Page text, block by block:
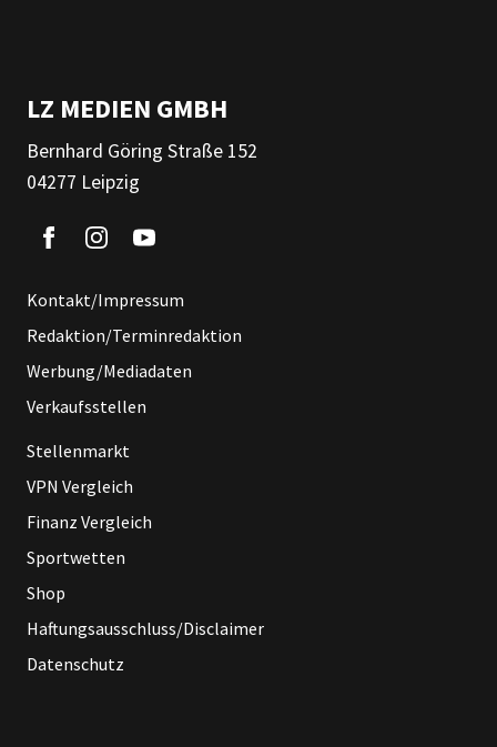
LZ MEDIEN GMBH
Bernhard Göring Straße 152
04277 Leipzig
Kontakt/Impressum
Redaktion/Terminredaktion
Werbung/Mediadaten
Verkaufsstellen
Stellenmarkt
VPN Vergleich
Finanz Vergleich
Sportwetten
Shop
Haftungsausschluss/Disclaimer
Datenschutz